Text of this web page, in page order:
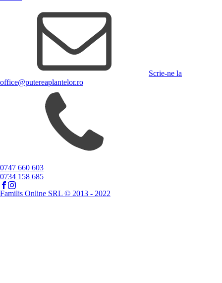
Scrie-ne la
office@putereaplantelor.ro
0747 660 603
0734 158 685
Familis Online SRL © 2013 - 2022